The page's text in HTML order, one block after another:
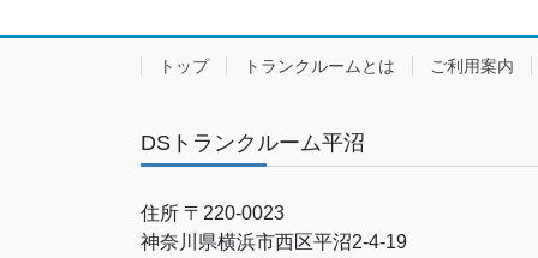
トップ トランクルームとは ご利用案内
DSトランクルーム平沼
住所 〒220-0023
神奈川県横浜市西区平沼2-4-19